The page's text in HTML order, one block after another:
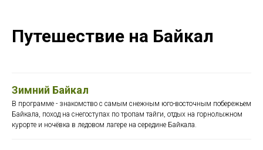
Путешествие на Байкал
Зимний Байкал
В программе - знакомство с самым снежным юго-восточным побережьем
Байкала, поход на снегоступах по тропам тайги, отдых на горнолыжном
курорте и ночёвка в ледовом лагере на середине Байкала.